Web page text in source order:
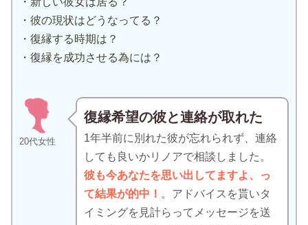
・彼の現状はどうなってる？
・復縁する時期は？
・復縁を成功させる為には？
20代女性
復縁希望の彼と連絡が取れた
1年半前に別れた彼が忘れられず、連絡
しても良いかリノアで相談しました。
彼も今あなたを思い出してますよ、っ
て結果が的中！ 。アドバイスを貰いタ
イミングを見計らってメッセージを送